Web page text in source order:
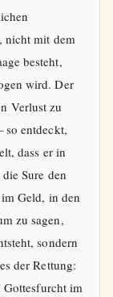
nicht mit dem
besteht,
wird. Der
Verlust zu
entdeckt,
dass er in
Sure den
Geld, in den
zu sagen,
sondern
der Rettung:
Gottesfurcht im